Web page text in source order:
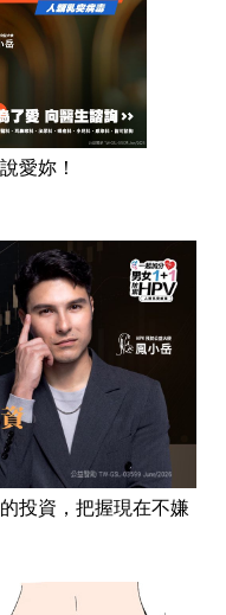
愛妳！
投資，把握現在不嫌